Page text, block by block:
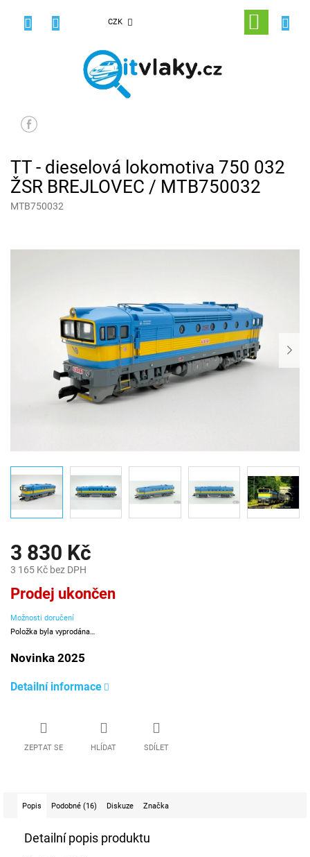
CZK
NÁKUPNÍ
KOŠÍK
TT - dieselová lokomotiva 750 032
ŽSR BREJLOVEC / MTB750032
MTB750032
3 830 Kč
3 165 Kč bez DPH
Měrná
cena:
Prodej ukončen
Možnosti doručení
Položka byla vyprodána…
Novinka 2025
Detailní informace
ZEPTAT SE HLÍDAT SDÍLET
Popis Podobné (16) Diskuze Značka
Detailní popis produktu